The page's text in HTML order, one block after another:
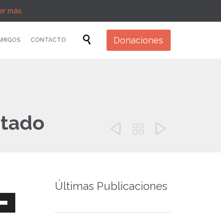
más
Skip
CONTACTO  Donaciones
  
Últimas Publicaciones